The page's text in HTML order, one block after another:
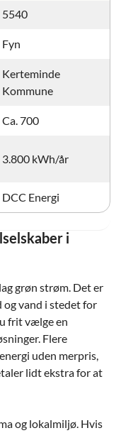
5540
Fyn
Kerteminde
Kommune
Ca. 700
3.800 kWh/år
DCC Energi
i
grøn strøm. Det er
og vand i stedet for
frit vælge en
Flere
uden merpris,
lidt ekstra for at
og lokalmiljø. Hvis